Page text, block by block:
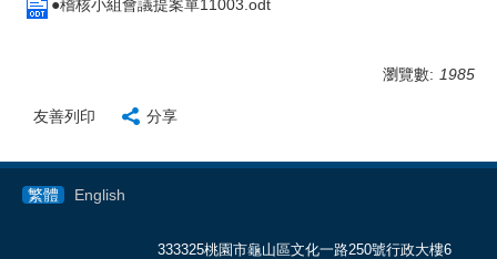
●稽核小組會議提案單11003.odt
瀏覽數: 1985
友善列印 分享
繁體 English
333325桃園市龜山區文化一路250號行政大樓6